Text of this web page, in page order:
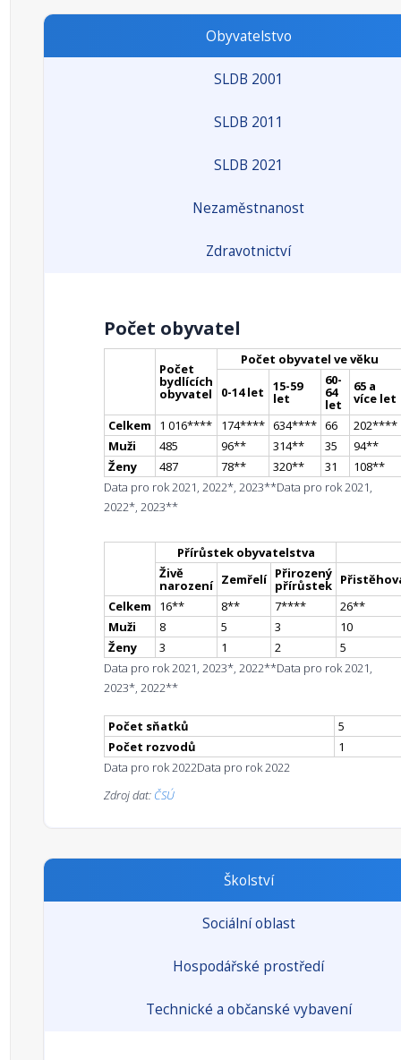
Obyvatelstvo
SLDB 2001
SLDB 2011
SLDB 2021
Nezaměstnanost
Zdravotnictví
Počet obyvatel
Počet
bydlících
obyvatel
Počet obyvatel ve věku
0-14 let 15-59
let
60-
64
let
65 a
více let
Celkem
1 016**** 174**** 634**** 66 202****
Muži
485 96** 314** 35 94**
Ženy
487 78** 320** 31 108**
Data pro rok 2021, 2022*, 2023**Data pro rok 2021,
2022*, 2023**
Přírůstek obyvatelstva
Živě
narození Zemřelí Přirozený
přírůstek
Celkem
16** 8** 7**** 26**
Muži
8 5 3
10
Ženy
3 1 2
5
Data pro rok 2021, 2023*, 2022**Data pro rok 2021,
2023*, 2022**
Počet sňatků
5
Počet rozvodů
1
Data pro rok 2022Data pro rok 2022
Zdroj dat: ČSÚ
Školství
Sociální oblast
Hospodářské prostředí
Technické a občanské vybavení